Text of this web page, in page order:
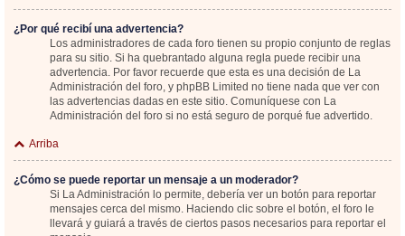
¿Por qué recibí una advertencia?
Los administradores de cada foro tienen su propio conjunto de reglas
para su sitio. Si ha quebrantado alguna regla puede recibir una
advertencia. Por favor recuerde que esta es una decisión de La
Administración del foro, y phpBB Limited no tiene nada que ver con
las advertencias dadas en este sitio. Comuníquese con La
Administración del foro si no está seguro de porqué fue advertido.
Arriba
¿Cómo se puede reportar un mensaje a un moderador?
Si La Administración lo permite, debería ver un botón para reportar
mensajes cerca del mismo. Haciendo clic sobre el botón, el foro le
llevará y guiará a través de ciertos pasos necesarios para reportar el